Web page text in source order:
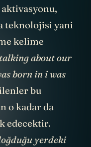
teknolojisi yani
kelime
about our
born in i was
bu
o kadar da
edecektir.
yerdeki